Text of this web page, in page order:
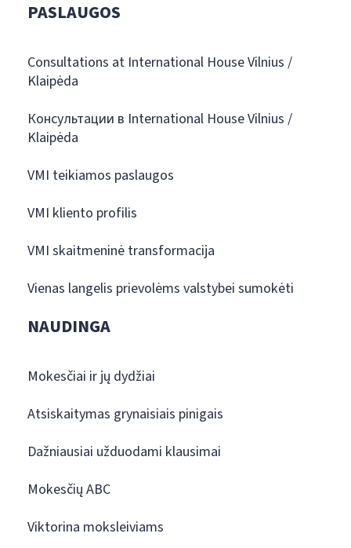
PASLAUGOS
Consultations at International House Vilnius /
Klaipėda
Консультации в International House Vilnius /
Klaipėda
VMI teikiamos paslaugos
VMI kliento profilis
VMI skaitmeninė transformacija
Vienas langelis prievolėms valstybei sumokėti
NAUDINGA
Mokesčiai ir jų dydžiai
Atsiskaitymas grynaisiais pinigais
Dažniausiai užduodami klausimai
Mokesčių ABC
Viktorina moksleiviams